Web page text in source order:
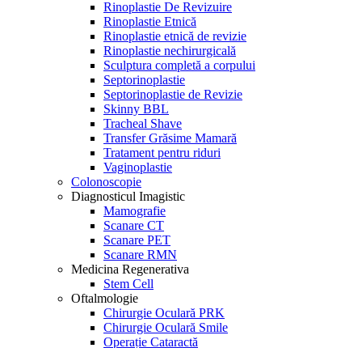
Rinoplastie De Revizuire
Rinoplastie Etnică
Rinoplastie etnică de revizie
Rinoplastie nechirurgicală
Sculptura completă a corpului
Septorinoplastie
Septorinoplastie de Revizie
Skinny BBL
Tracheal Shave
Transfer Grăsime Mamară
Tratament pentru riduri
Vaginoplastie
Colonoscopie
Diagnosticul Imagistic
Mamografie
Scanare CT
Scanare PET
Scanare RMN
Medicina Regenerativa
Stem Cell
Oftalmologie
Chirurgie Oculară PRK
Chirurgie Oculară Smile
Operație Cataractă